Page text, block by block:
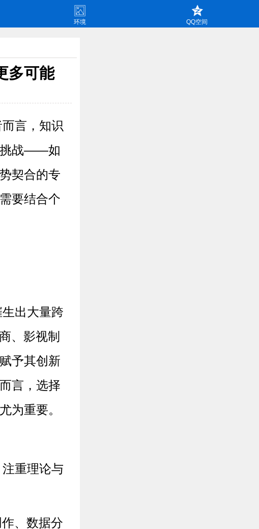
环境 QQ空间
多可能
言，知识
挑战——如
契合的专
要结合个
出大量跨
、影视制
予其创新
言，选择
为重要。
重理论与
、数据分